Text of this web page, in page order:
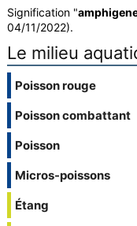
Signification "
04/11/2022).
Le milieu
Poisson rouge
Poisson combattant
Poisson
Micros-poissons
Étang